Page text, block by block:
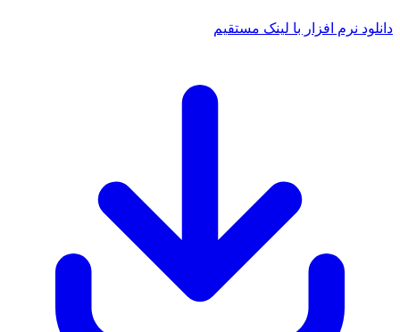
دانلود نرم افزار با لینک مستقیم